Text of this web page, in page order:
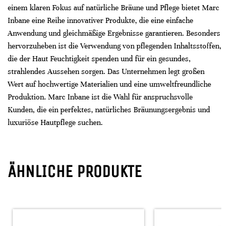
einem klaren Fokus auf natürliche Bräune und Pflege bietet Marc
Inbane eine Reihe innovativer Produkte, die eine einfache
Anwendung und gleichmäßige Ergebnisse garantieren. Besonders
hervorzuheben ist die Verwendung von pflegenden Inhaltsstoffen,
die der Haut Feuchtigkeit spenden und für ein gesundes,
strahlendes Aussehen sorgen. Das Unternehmen legt großen
Wert auf hochwertige Materialien und eine umweltfreundliche
Produktion. Marc Inbane ist die Wahl für anspruchsvolle
Kunden, die ein perfektes, natürliches Bräunungsergebnis und
luxuriöse Hautpflege suchen.
ÄHNLICHE PRODUKTE